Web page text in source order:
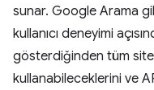
sunar. Google Arama
kullanıcı deneyimi
gösterdiğinden tüm site
kullanabileceklerini ve